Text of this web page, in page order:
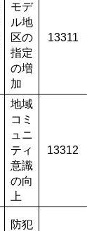
モデ
ル地
区の
指定
の増
加
13311
地域
コミ
ュニ
ティ
意識
の向
上
13312
防犯